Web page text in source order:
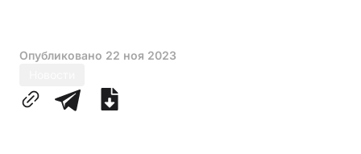
Опубликовано 22 ноя 2023